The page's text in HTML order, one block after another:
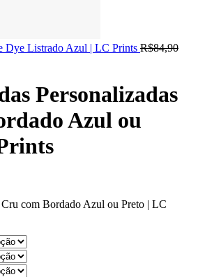
Dye Listrado Azul | LC Prints R$84,90
Personalizadas
Azul ou
com Bordado Azul ou Preto | LC